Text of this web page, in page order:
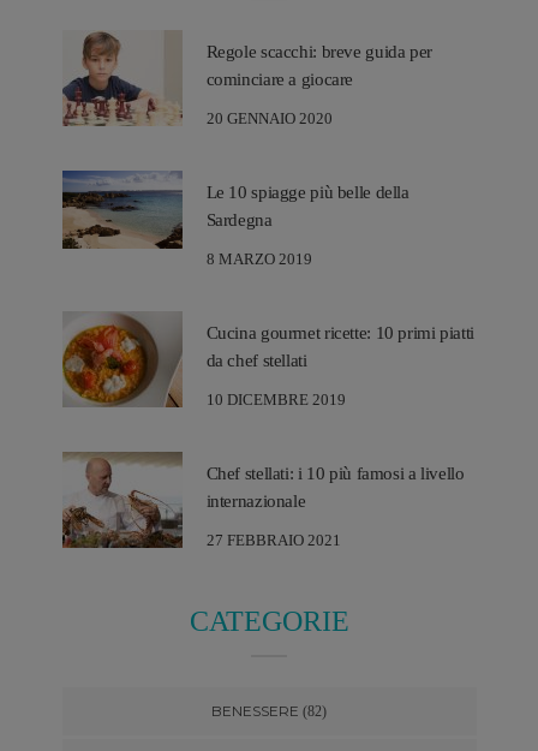
Regole scacchi: breve guida per
cominciare a giocare
20 GENNAIO 2020
Le 10 spiagge più belle della
Sardegna
8 MARZO 2019
Cucina gourmet ricette: 10 primi piatti
da chef stellati
10 DICEMBRE 2019
Chef stellati: i 10 più famosi a livello
internazionale
27 FEBBRAIO 2021
CATEGORIE
BENESSERE (82)